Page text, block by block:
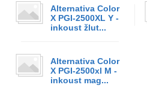
Alternativa Color
X PGI-2500XL Y -
inkoust žlut...
Alternativa Color
X PGI-2500xl M -
inkoust mag...